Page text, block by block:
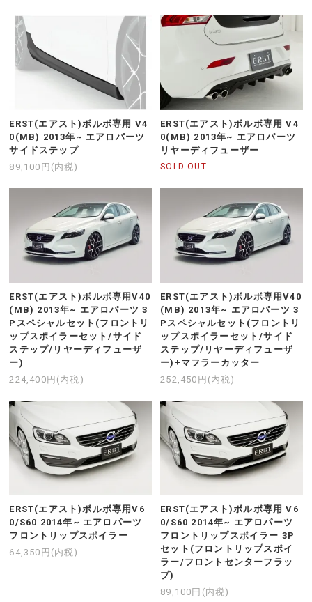
ERST(エアスト)ボルボ専用 V4
0(MB) 2013年~ エアロパーツ
サイドステップ
89,100円(内税)
ERST(エアスト)ボルボ専用 V4
0(MB) 2013年~ エアロパーツ
リヤーディフューザー
SOLD OUT
ERST(エアスト)ボルボ専用V40
(MB) 2013年~ エアロパーツ 3
Pスペシャルセット(フロントリ
ップスポイラーセット/サイド
ステップ/リヤーディフューザ
ー)
224,400円(内税)
ERST(エアスト)ボルボ専用V40
(MB) 2013年~ エアロパーツ 3
Pスペシャルセット(フロントリ
ップスポイラーセット/サイド
ステップ/リヤーディフューザ
ー)+マフラーカッター
252,450円(内税)
ERST(エアスト)ボルボ専用V6
0/S60 2014年~ エアロパーツ
フロントリップスポイラー
64,350円(内税)
ERST(エアスト)ボルボ専用 V6
0/S60 2014年~ エアロパーツ
フロントリップスポイラー 3P
セット(フロントリップスポイ
ラー/フロントセンターフラッ
プ)
89,100円(内税)